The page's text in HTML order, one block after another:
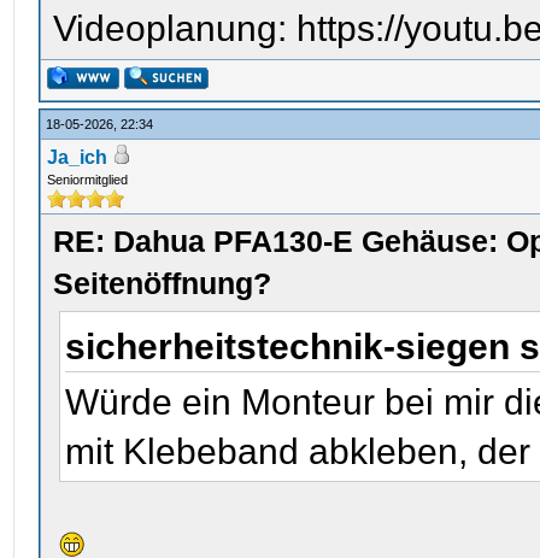
Videoplanung: https://
18-05-2026, 22:34
Ja_ich
Seniormitglied
RE: Dahua PFA130-E Gehäuse:
Seitenöffnung?
sicherheitstechnik-siegen
Würde ein Monteur bei mir
mit Klebeband abkleben,